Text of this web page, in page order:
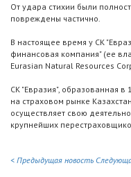
От удара стихии были
повреждены частично.
В настоящее время у СК
финансовая компания" (ее
Eurasian Natural Resources
СК "Евразия", образованная
на страховом рынке
осуществляет свою
крупнейших
< Предыдущая новость